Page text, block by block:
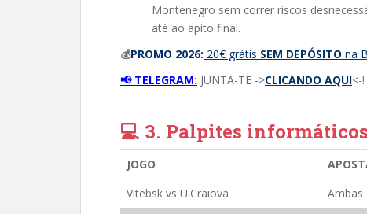
Montenegro sem correr riscos
até ao apito final.
💰PROMO 2026: 20€ grátis SEM DEPÓSITO na
📢 TELEGRAM: JUNTA-TE ->CLICANDO AQUI<-!
💻 3. Palpites
JOGO
Vitebsk vs U.Craiova
Ambas